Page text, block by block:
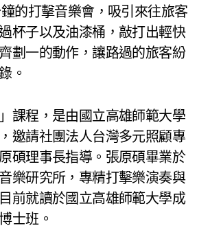
的打擊音樂會，吸引來往旅客
杯子以及油漆桶，敲打出輕快
劃一的動作，讓路過的旅客紛
。
」課程，是由國立高雄師範大學
邀請社團法人台灣多元照顧專
碩理事長指導。張原碩畢業於
樂研究所，專精打擊樂演奏與
前就讀於國立高雄師範大學成
士班。